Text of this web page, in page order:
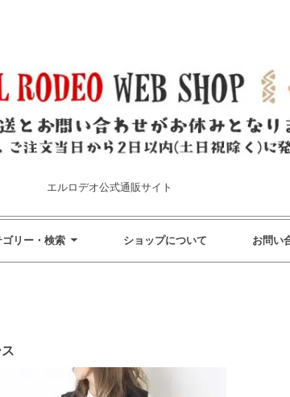
エルロデオ公式通販サイト
ゴリー・検索 ショップについて お問い